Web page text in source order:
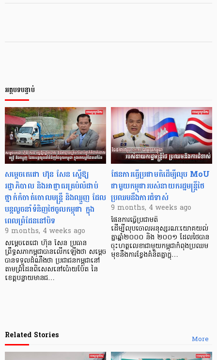
អត្ថបទបន្ទាប់
សម្តេចតេជោ ហ៊ុន សែន ស្នើឱ្យ
រដ្ឋាភិបាល និងអាជ្ញាធរគ្រប់លំដាប់
ថ្នាក់កំចាត់ចោលមន្ត្រី និងឈ្មួញ ដែល
បន្តលួចនាំទំនិញថៃចូលកម្ពុជា ក្នុង
ពេលព្រំដែននៅបិទ
9 months, 4 weeks ago
សម្តេចតេជោ ហ៊ុន សែន ប្រធាន
ព្រឹទ្ធសភាកម្ពុជាបានលើកឡើងថា សម្តេច
បានទទួលដំណឹងថា ប្រជាជនកម្ពុជានៅ
តាមព្រំដែនពិសេសនៅប៉ោយប៉ែត នៃ
ខេត្តបន្ទាយមានជ…
ផែនការធ្វើប្រជាមតិដើម្បីលុប MoU
ជាមួយកម្ពុជារបស់នាយករដ្ឋមន្ត្រីថៃ
ប្រឈមនឹងការជំទាស់
9 months, 4 weeks ago
ផែនការធ្វើប្រជាមតិ
ដើម្បីលុបចោលអនុស្សរណៈយោគយល់
គ្នាឆ្នាំ២០០០ និង ២០០១ ដែលថៃបាន
ចុះហត្ថលេខាជាមួយកម្ពុជាកំពុងប្រឈម
មុខនឹងការខ្វែងគំនិតគ្នាក្នុ…
More
Related Stories